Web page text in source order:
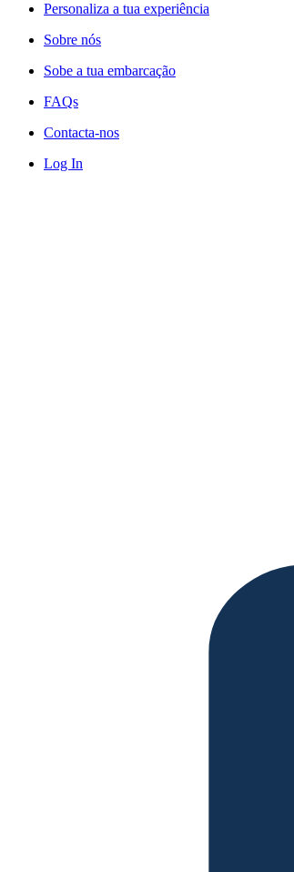
Personaliza a tua experiência
Sobre nós
Sobe a tua embarcação
FAQs
Contacta-nos
Log In